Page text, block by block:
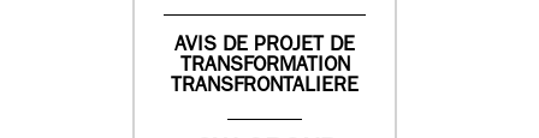
AVIS DE PROJET DE
TRANSFORMATION
TRANSFRONTALIERE